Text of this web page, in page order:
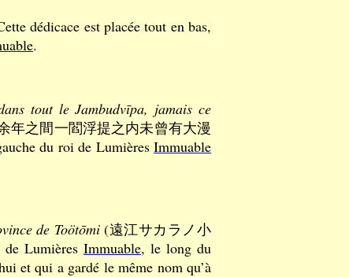
dédicace est placée tout en bas,
.
tout le Jambudvīpa, jamais ce
年之間一閻浮提之内未曾有大漫
du roi de Lumières Immuable
de Toötōmi(遠江サカラノ小
Lumières Immuable, le long du
et qui a gardé le même nom qu’à